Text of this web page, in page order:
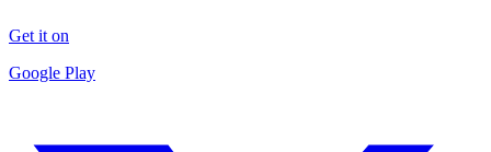
Get it on
Google Play